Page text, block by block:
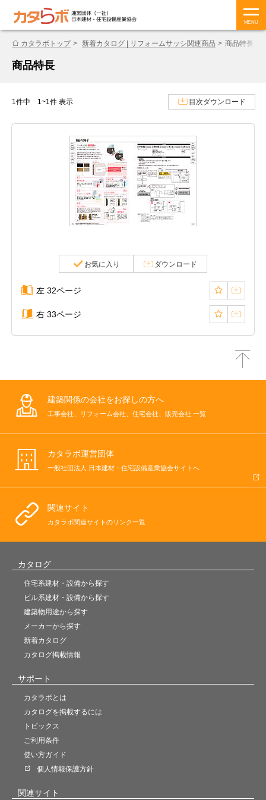
MENU
カタラボトップ 新着カタログ | リフォームサッシ関連商品 商品特長
商品特長
1件中 1~1件 表示 目次ダウンロード
お気に入り ダウンロード
左 32ページ
右 33ページ
建築関係の会社をお探しの方へ
工事会社、リフォーム会社、住宅会社、販売会社 一覧
カタラボ運営団体
一般社団法人 日本建材・住宅設備産業協会サイトへ
関連サイト
カタラボ関連サイトのリンク一覧
カタログ
住宅系建材・設備から探す
ビル系建材・設備から探す
建築物用途から探す
メーカーから探す
新着カタログ
カタログ掲載情報
サポート
カタラボとは
カタログを掲載するには
トピックス
ご利用条件
使い方ガイド
個人情報保護方針
関連サイト